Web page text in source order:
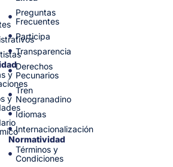
y
y
Preguntas
Frecuentes
Participa
Transparencia
Derechos
Pecunarios
Tren
Neogranadino
Idiomas
Internacionalización
Normatividad
Términos y
Condiciones